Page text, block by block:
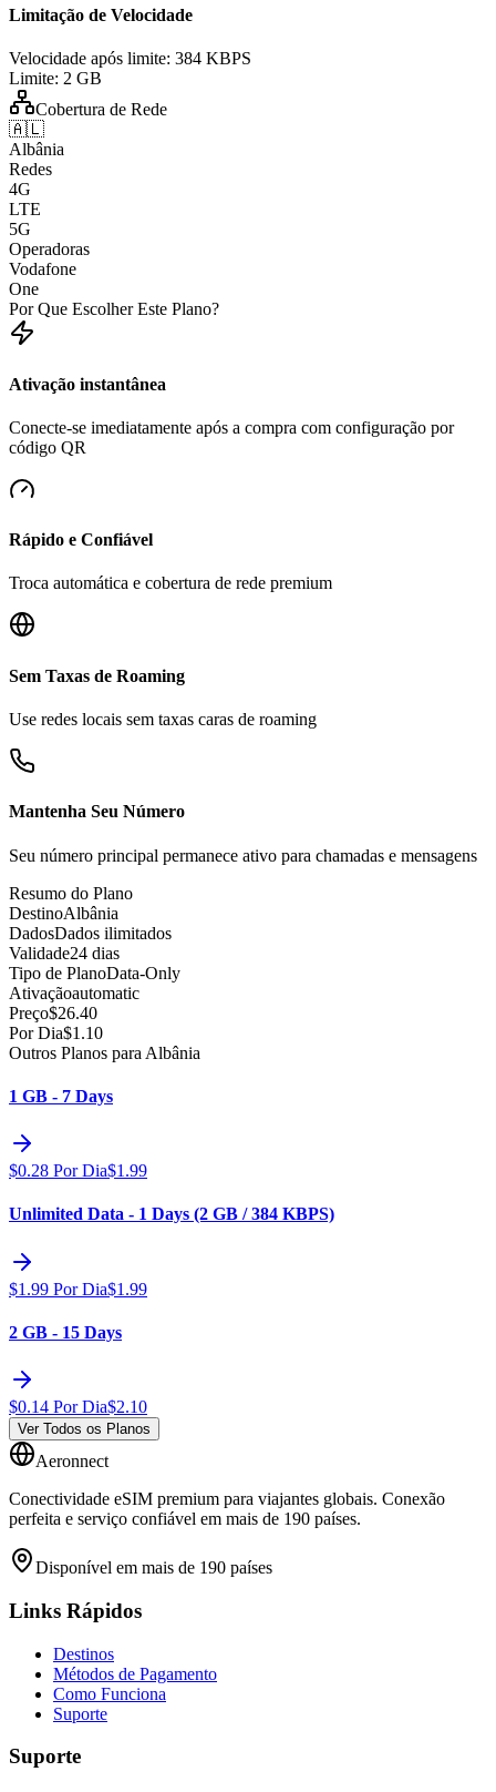
Limitação de Velocidade
Velocidade após limite: 384 KBPS
Limite: 2 GB
Cobertura de Rede
🇦🇱
Albânia
Redes
4G
LTE
5G
Operadoras
Vodafone
One
Por Que Escolher Este Plano?
Ativação instantânea
Conecte-se imediatamente após a compra com configuração por
código QR
Rápido e Confiável
Troca automática e cobertura de rede premium
Sem Taxas de Roaming
Use redes locais sem taxas caras de roaming
Mantenha Seu Número
Seu número principal permanece ativo para chamadas e mensagens
Resumo do Plano
DestinoAlbânia
DadosDados ilimitados
Validade24 dias
Tipo de PlanoData-Only
Ativaçãoautomatic
Preço$26.40
Por Dia$1.10
Outros Planos para Albânia
1 GB - 7 Days
$0.28 Por Dia$1.99
Unlimited Data - 1 Days (2 GB / 384 KBPS)
$1.99 Por Dia$1.99
2 GB - 15 Days
$0.14 Por Dia$2.10
Ver Todos os Planos
Aeronnect
Conectividade eSIM premium para viajantes globais. Conexão
perfeita e serviço confiável em mais de 190 países.
Disponível em mais de 190 países
Links Rápidos
Destinos
Métodos de Pagamento
Como Funciona
Suporte
Suporte